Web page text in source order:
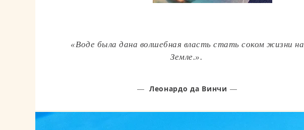
«Воде была дана волшебная власть стать соком жизни на
Земле.».
— Леонардо да Винчи —